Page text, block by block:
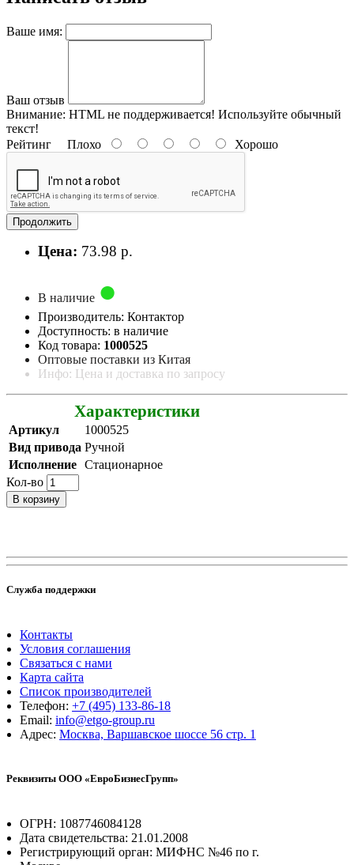
Ваше имя:
Ваш отзыв
Внимание: HTML не поддерживается! Используйте обычный
текст!
Рейтинг Плохо Хорошо
Продолжить
Цена: 73.98 р.
В наличие
Производитель: Контактор
Доступность: в наличие
Код товара: 1000525
Оптовые поставки из Китая
Инфо: Цена и доставка по запросу
Характеристики
Артикул
1000525
Вид привода Ручной
Исполнение Стационарное
Кол-во
В корзину
Служба поддержки
Контакты
Условия соглашения
Связаться с нами
Карта сайта
Список производителей
Телефон: +7 (495) 133-86-18
Email: info@etgo-group.ru
Адрес: Москва, Варшавское шоссе 56 стр. 1
Реквизиты ООО «ЕвроБизнесГрупп»
ОГРН: 1087746084128
Дата свидетельства: 21.01.2008
Регистрирующий орган: МИФНС №46 по г.